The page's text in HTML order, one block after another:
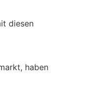
diesen
haben